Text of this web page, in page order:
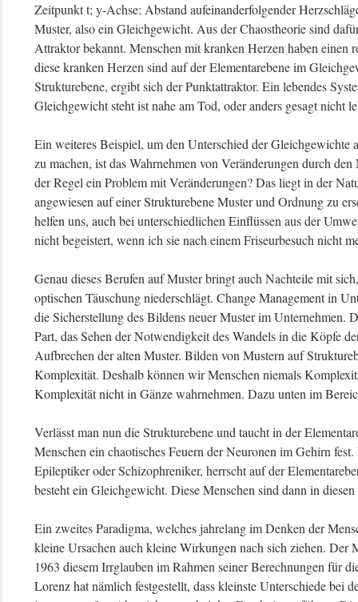
Zeitpunkt t; y-Achse: Abstand aufeinanderfolgender
Muster, also ein Gleichgewicht. Aus der Chaostheorie sind
Attraktor bekannt. Menschen mit kranken Herzen haben einen
diese kranken Herzen sind auf der Elementarebene im
Strukturebene, ergibt sich der Punktattraktor. Ein lebendes
Gleichgewicht steht ist nahe am Tod, oder anders gesagt nicht
Ein weiteres Beispiel, um den Unterschied der Gleichgewichte
zu machen, ist das Wahrnehmen von Veränderungen durch
der Regel ein Problem mit Veränderungen? Das liegt in der
angewiesen auf einer Strukturebene Muster und Ordnung zu
helfen uns, auch bei unterschiedlichen Einflüssen aus der
nicht begeistert, wenn ich sie nach einem Friseurbesuch nicht
Genau dieses Berufen auf Muster bringt auch Nachteile mit
optischen Täuschung niederschlägt. Change Management in
die Sicherstellung des Bildens neuer Muster im Unternehmen.
Part, das Sehen der Notwendigkeit des Wandels in die Köpfe
Aufbrechen der alten Muster. Bilden von Mustern auf
Komplexität. Deshalb können wir Menschen niemals
Komplexität nicht in Gänze wahrnehmen. Dazu unten im
Verlässt man nun die Strukturebene und taucht in der
Menschen ein chaotisches Feuern der Neuronen im Gehirn
Epileptiker oder Schizophreniker, herrscht auf der
besteht ein Gleichgewicht. Diese Menschen sind dann in
Ein zweites Paradigma, welches jahrelang im Denken der
kleine Ursachen auch kleine Wirkungen nach sich ziehen. Der
1963 diesem Irrglauben im Rahmen seiner Berechnungen für
Lorenz hat nämlich festgestellt, dass kleinste Unterschiede bei